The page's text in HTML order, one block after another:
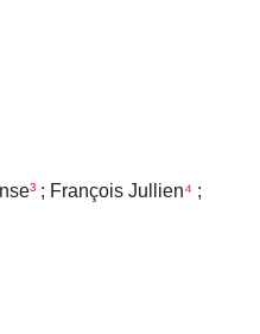
³ ; François Jullien⁴ ;